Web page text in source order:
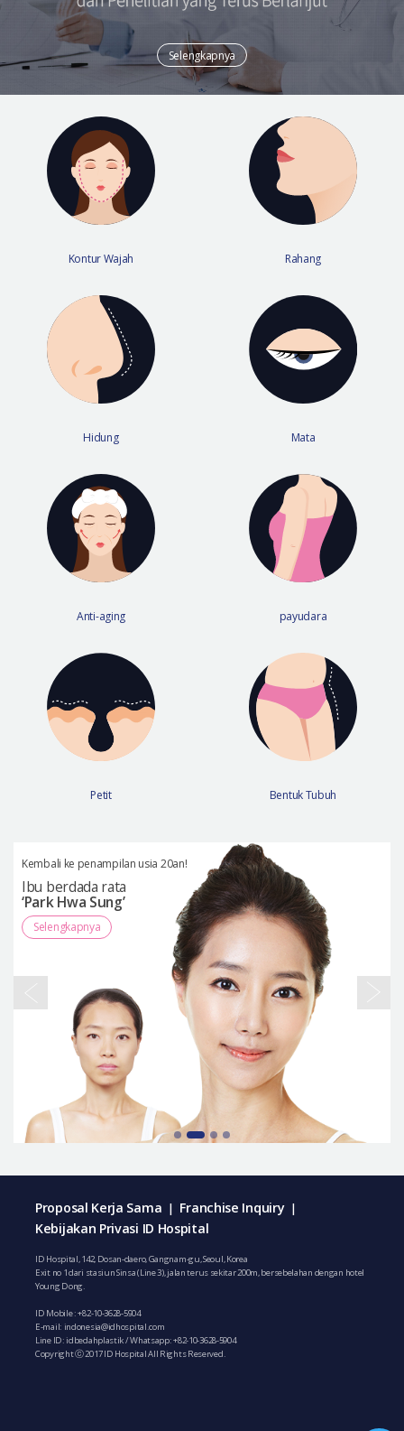
Selengkapnya
Kontur Wajah Rahang
Hidung Mata
Anti-aging payudara
Petit Bentuk Tubuh
Kembali ke penampilan usia 20an!
Ibu berdada rata
‘Park Hwa Sung’
Selengkapnya
Proposal Kerja Sama | Franchise Inquiry |
Kebijakan Privasi ID Hospital
ID Hospital, 142, Dosan-daero, Gangnam-gu, Seoul, Korea
Exit no 1 dari stasiun Sinsa (Line 3), jalan terus sekitar 200m, bersebelahan dengan hotel
Young Dong.
ID Mobile :+82-10-3628-5904
E-mail: indonesia@idhospital.com
Line ID: idbedahplastik / Whatsapp:+82-10-3628-5904
Copyright ⓒ 2017 ID Hospital All Rights Reserved.